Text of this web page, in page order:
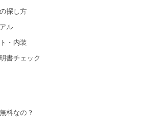
探し方
ル
・内装
書チェック
料なの？